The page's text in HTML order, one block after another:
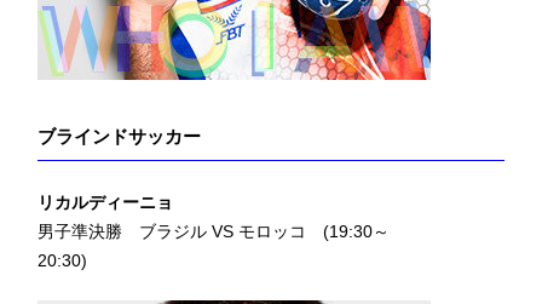
ブラインドサッカー
リカルディーニョ
男子準決勝 ブラジル VS モロッコ (19:30～
20:30)